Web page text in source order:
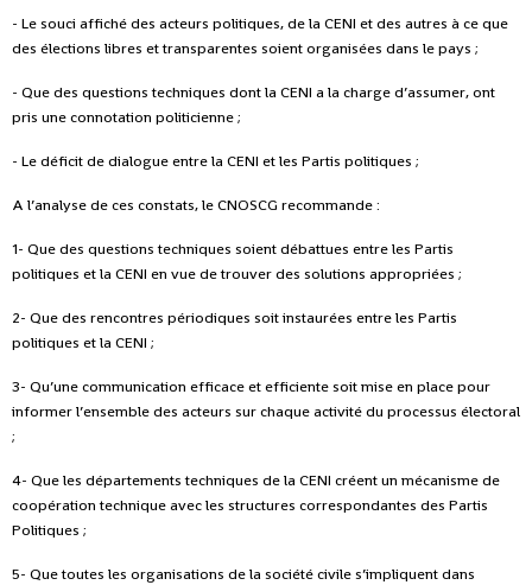
- Le souci affiché des acteurs politiques, de la CENI et des autres à ce que
des élections libres et transparentes soient organisées dans le pays ;
- Que des questions techniques dont la CENI a la charge d’assumer, ont
pris une connotation politicienne ;
- Le déficit de dialogue entre la CENI et les Partis politiques ;
A l’analyse de ces constats, le CNOSCG recommande :
1- Que des questions techniques soient débattues entre les Partis
politiques et la CENI en vue de trouver des solutions appropriées ;
2- Que des rencontres périodiques soit instaurées entre les Partis
politiques et la CENI ;
3- Qu’une communication efficace et efficiente soit mise en place pour
informer l’ensemble des acteurs sur chaque activité du processus électoral
;
4- Que les départements techniques de la CENI créent un mécanisme de
coopération technique avec les structures correspondantes des Partis
Politiques ;
5- Que toutes les organisations de la société civile s’impliquent dans